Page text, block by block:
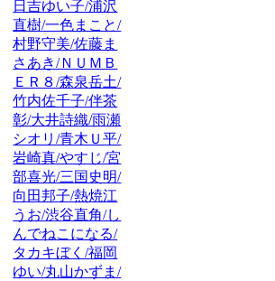
日吉ゆい子/浦沢
直樹/一色まこと/
村野守美/佐藤ま
さあき/ＮＵＭＢ
ＥＲ８/森泉岳土/
竹内佐千子/伴茶
彰/大井詩織/雨瀬
シオリ/青木Ｕ平/
岩崎真/やすじ/宮
部喜光/三国史明/
向田邦子/熱焼江
うお/渋谷直角/し
んでねこになる/
タカキぼく/福岡
ゆい/丸山かずま/